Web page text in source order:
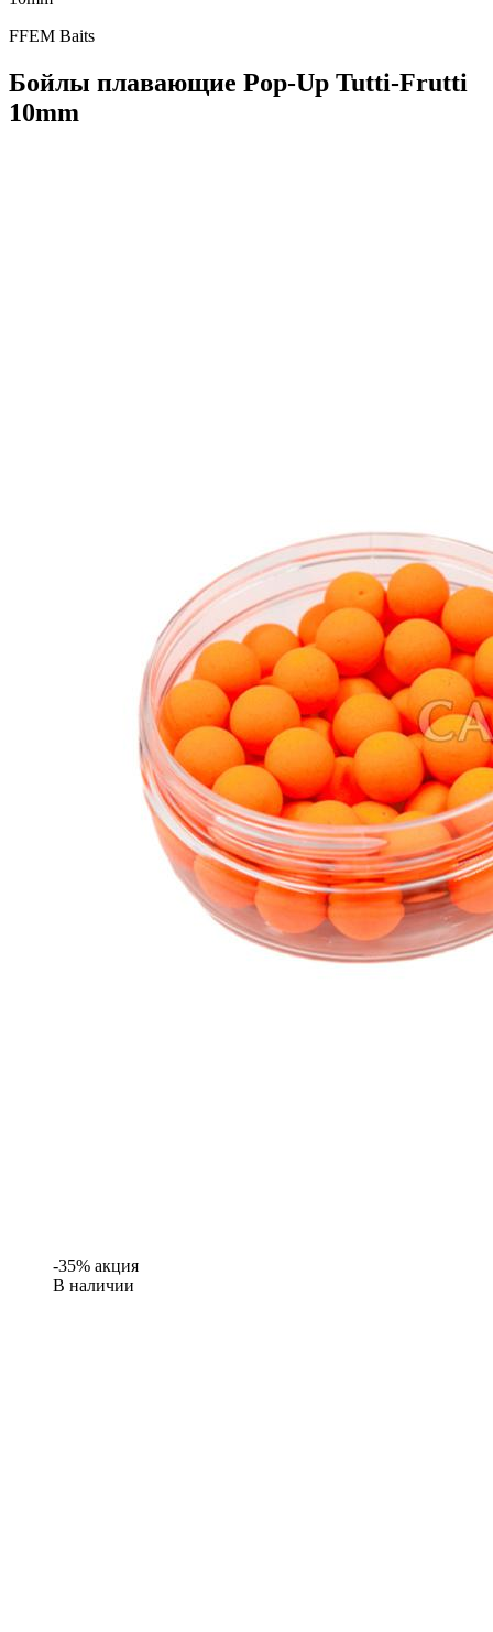
FFEM Baits
Бойлы плавающие Pop-Up Tutti-Frutti
10mm
-35% акция
В наличии